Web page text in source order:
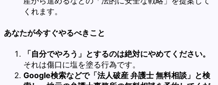
くれます。
あなたが今すぐやるべきこと
「自分でやろう」とするのは絶対にやめてください。
それは傷口に塩を塗る行為です。
Google検索などで「法人破産 弁護士 無料相談」と検